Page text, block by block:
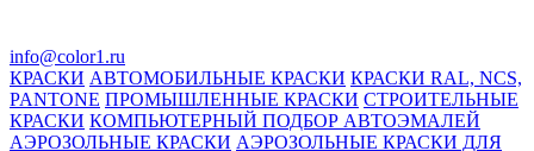
info@color1.ru
КРАСКИ АВТОМОБИЛЬНЫЕ КРАСКИ КРАСКИ RAL, NCS,
PANTONE ПРОМЫШЛЕННЫЕ КРАСКИ СТРОИТЕЛЬНЫЕ
КРАСКИ КОМПЬЮТЕРНЫЙ ПОДБОР АВТОЭМАЛЕЙ
АЭРОЗОЛЬНЫЕ КРАСКИ АЭРОЗОЛЬНЫЕ КРАСКИ ДЛЯ